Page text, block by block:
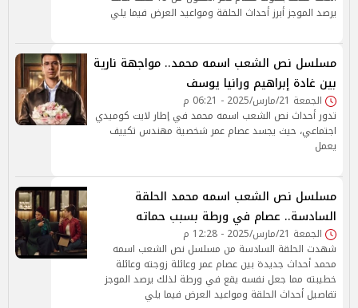
يرصد الموجز أبرز أحداث الحلقة ومواعيد العرض فيما يلي
مسلسل نص الشعب اسمه محمد.. مواجهة نارية
بين غادة إبراهيم ورانيا يوسف
الجمعة 21/مارس/2025 - 06:21 م
تدور أحداث نص الشعب اسمه محمد في إطار لايت كوميدي
اجتماعي، حيث يجسد عصام عمر شخصية مهندس تكييف
يعمل
مسلسل نص الشعب اسمه محمد الحلقة
السادسة.. عصام في ورطة بسبب حماته
الجمعة 21/مارس/2025 - 12:28 م
شهدت الحلقة السادسة من مسلسل نص الشعب اسمه
محمد أحداث جديدة بين عصام عمر وعائلة زوجته وعائلة
خطيبته مما جعل نفسه يقع في ورطة لذلك يرصد الموجز
تفاصيل أحداث الحلقة ومواعيد العرض فيما يلي